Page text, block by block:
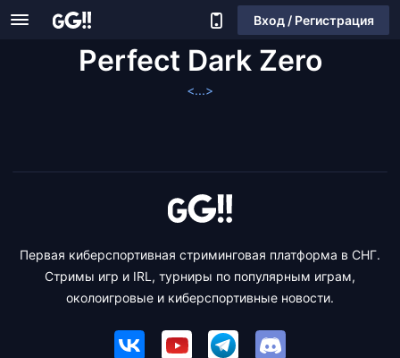
Вход / Регистрация
Perfect Dark Zero
<...>
Первая киберспортивная стриминговая платформа в СНГ.
Стримы игр и IRL, турниры по популярным играм,
околоигровые и киберспортивные новости.